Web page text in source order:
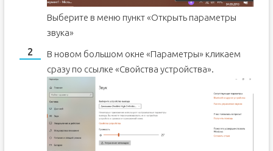
Выберите в меню пункт «Открыть параметры
звука»
В новом большом окне «Параметры» кликаем
сразу по ссылке «Свойства устройства».